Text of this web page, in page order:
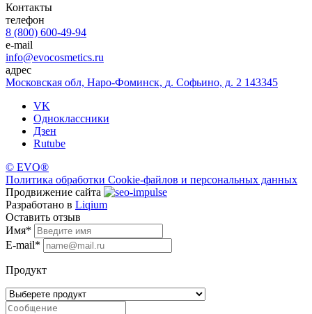
Контакты
телефон
8 (800) 600-49-94
e-mail
info@evocosmetics.ru
адрес
Московская обл, Наро-Фоминск, д. Софьино, д. 2 143345
VK
Одноклассники
Дзен
Rutube
© EVO®
Политика обработки Cookie-файлов и персональных данных
Продвижение сайта
Разработано в Liqium
Оставить отзыв
Имя*
E-mail*
Продукт